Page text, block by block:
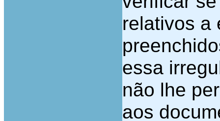
relativos a
essa
não lhe
aos